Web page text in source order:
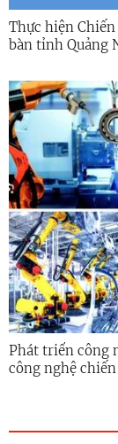
Thực hiện Chiến
bàn tỉnh Quảng
Phát triển công
công nghệ